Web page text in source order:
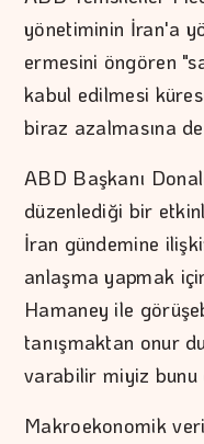
yönetiminin İran'a
ermesini öngören
kabul edilmesi
biraz azalmasına
ABD Başkanı
düzenlediği bir
İran gündemine
anlaşma yapmak
Hamaney ile
tanışmaktan onur
varabilir miyiz
Makroekonomik